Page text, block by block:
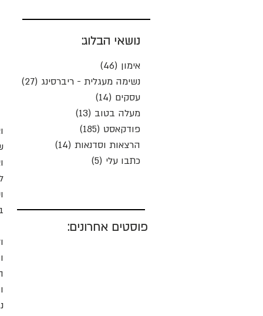
נושאי הבלוג:
אימון (46)
נשימה מעגלית - ריברסינג (27)
עסקים (14)
מעלה בטוב (13)
פודקאסט (185)
הרצאות וסדנאות (14)
כתבו עלי (5)
פוסטים אחרונים: